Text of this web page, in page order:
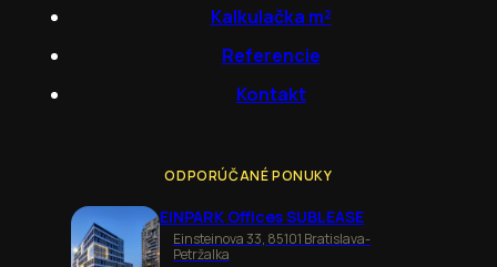
Kalkulačka m²
Referencie
Kontakt
ODPORÚČANÉ PONUKY
EINPARK Offices SUBLEASE
Einsteinova 33, 85101 Bratislava-
Petržalka